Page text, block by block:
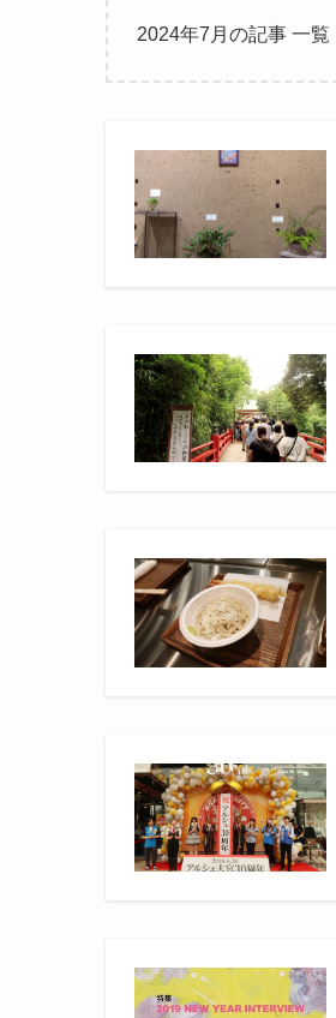
2024年7月の記事 一覧